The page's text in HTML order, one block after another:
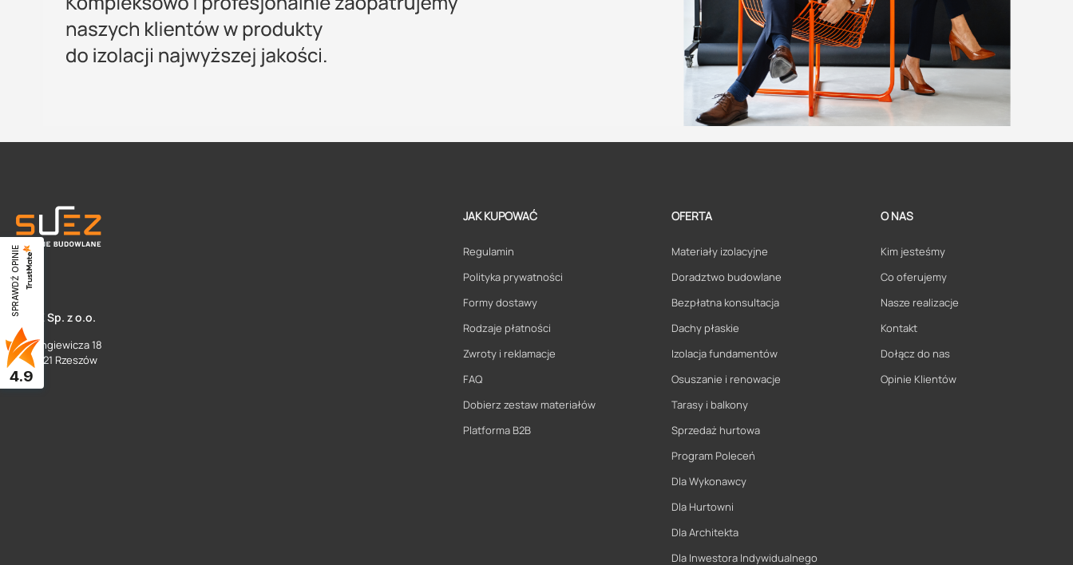
SUEZ Sp. z o.o.
ul. Langiewicza 18
35 - 021 Rzeszów
JAK KUPOWAĆ
Regulamin
Polityka prywatności
Formy dostawy
Rodzaje płatności
Zwroty i reklamacje
FAQ
Dobierz zestaw materiałów
Platforma B2B
OFERTA
Materiały izolacyjne
Doradztwo budowlane
Bezpłatna konsultacja
Dachy płaskie
Izolacja fundamentów
Osuszanie i renowacje
Tarasy i balkony
Sprzedaż hurtowa
Program Poleceń
Dla Wykonawcy
Dla Hurtowni
Dla Architekta
Dla Inwestora Indywidualnego
O NAS
Kim jesteśmy
Co oferujemy
Nasze realizacje
Kontakt
Dołącz do nas
Opinie Klientów
SPRAWDŹ OPINIE
4.9